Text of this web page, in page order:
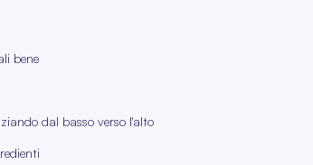
bene
dal basso verso l'alto